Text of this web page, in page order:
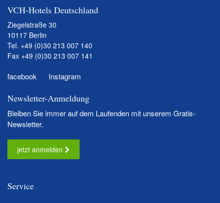
VCH-Hotels Deutschland
Ziegelstraße 30
10117 Berlin
Tel. +49 (0)30 213 007 140
Fax +49 (0)30 213 007 141
facebook Instagram
Newsletter-Anmeldung
Bleiben Sie immer auf dem Laufenden mit unserem Gratis-
Newsletter.
jetzt anmelden
Service